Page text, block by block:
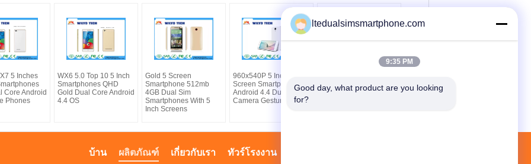
5 Inches
Core Android
Phones
WX6 5.0 Top 10 5 Inch
Smartphones QHD
Gold Dual Core Android
4.4 OS
Gold 5 Screen
Smartphone 512mb
4GB Dual Sim
Smartphones With 5
Inch Screens
960x540P 5 Inch
Screen Smartphones
Android 4.4 Dual 2MP
Camera Gesture Wake
Smartphone Android
5.1 OS Mt6580 Quad
ทัวร์โรงงาน
เกี่ยวกับเรา
ผลิตภัณฑ์
บ้าน
ltedualsimsmartphone.com
9:35 PM
Good day, what product are you looking
for?